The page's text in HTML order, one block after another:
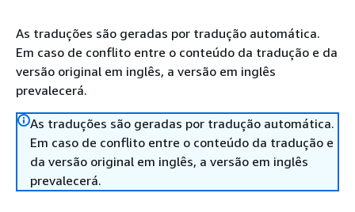
As traduções são geradas por tradução automática.
Em caso de conflito entre o conteúdo da tradução e da
versão original em inglês, a versão em inglês
prevalecerá.
As traduções são geradas por tradução automática.
Em caso de conflito entre o conteúdo da tradução e
da versão original em inglês, a versão em inglês
prevalecerá.